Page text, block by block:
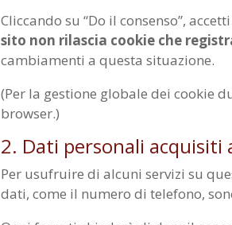
Cliccando su “Do il consenso”,
sito non rilascia cookie che
cambiamenti a questa situazione.
(Per la gestione globale dei cookie
browser.)
2. Dati personali
Per usufruire di alcuni servizi su
dati, come il numero di telefono,